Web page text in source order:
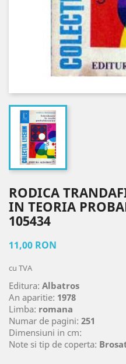
RODICA
IN TEORIA
105434
11,00 RON
cu TVA
Editura: Albatros
An aparitie: 1978
Limba: romana
Numar de pagini: 251
Dimensiuni in cm:
Note si tip de coperta: